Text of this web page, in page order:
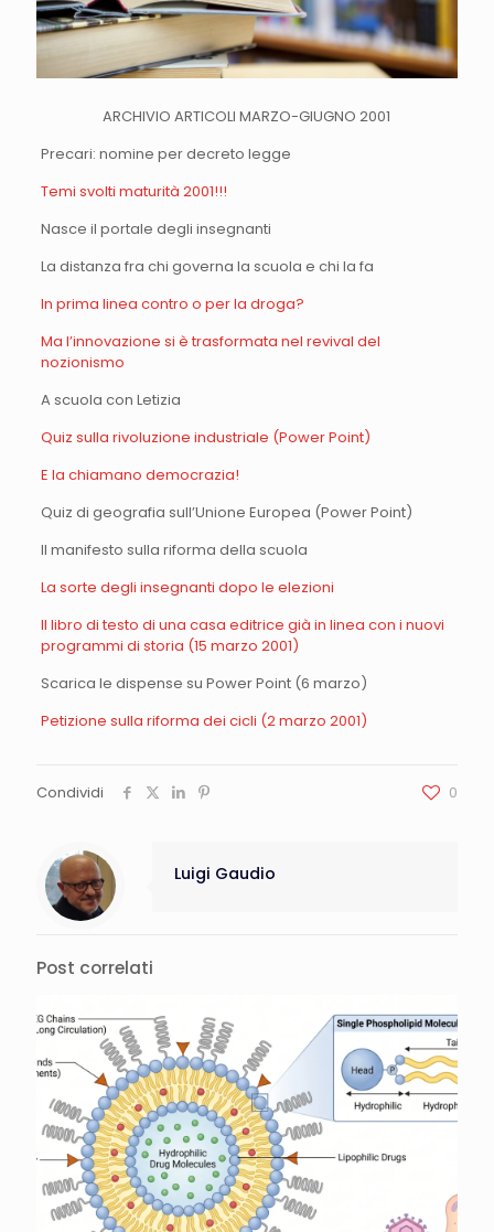
ARCHIVIO ARTICOLI MARZO-GIUGNO 2001
Precari: nomine per decreto legge
Temi svolti maturità 2001!!!
Nasce il portale degli insegnanti
La distanza fra chi governa la scuola e chi la fa
In prima linea contro o per la droga?
Ma l’innovazione si è trasformata nel revival del
nozionismo
A scuola con Letizia
Quiz sulla rivoluzione industriale (Power Point)
E la chiamano democrazia!
Quiz di geografia sull’Unione Europea (Power Point)
Il manifesto sulla riforma della scuola
La sorte degli insegnanti dopo le elezioni
Il libro di testo di una casa editrice già in linea con i nuovi
programmi di storia (15 marzo 2001)
Scarica le dispense su Power Point (6 marzo)
Petizione sulla riforma dei cicli (2 marzo 2001)
Condividi 0
Luigi Gaudio
Post correlati